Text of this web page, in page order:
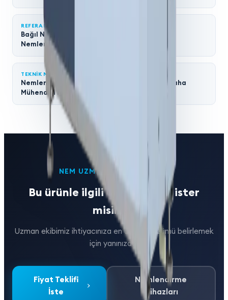
REFERANS REHBER
Bağıl Nem, Mutlak Nem ve Çiy Noktası
Nemlendirmede Neden Önemlidir?
TEKNIK MAKALE
Nemlendirme Kapasitesi Nasıl Hesaplanır? Saha
Mühendisi İçin Adım Adım Rehber
NEM UZMANIMIZ SORUYOR?
Bu ürünle ilgili teklif almak ister
misiniz?
Uzman ekibimiz ihtiyacınıza en uygun çözümü belirlemek
için yanınızda.
Fiyat Teklifi
İste
Nemlendirme
Cihazları